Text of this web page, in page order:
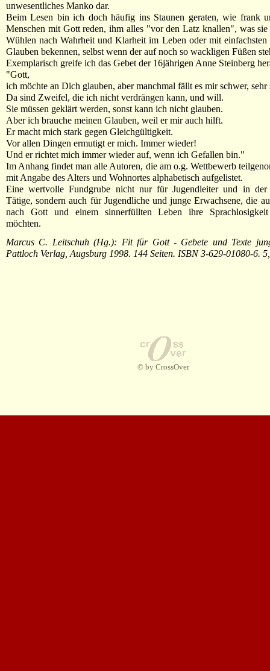
unwesentliches Manko dar.
Beim Lesen bin ich doch häufig ins Staunen geraten, wie frank
Menschen mit Gott reden, ihm alles "vor den Latz knallen", was
Wühlen nach Wahrheit und Klarheit im Leben oder mit einfachsten
Glauben bekennen, selbst wenn der auf noch so wackligen Füßen
Exemplarisch greife ich das Gebet der 16jährigen Anne Steinberg
"Gott,
ich möchte an Dich glauben, aber manchmal fällt es mir schwer, sehr
Da sind Zweifel, die ich nicht verdrängen kann, und will.
Sie müssen geklärt werden, sonst kann ich nicht glauben.
Aber ich brauche meinen Glauben, weil er mir auch hilft.
Er macht mich stark gegen Gleichgültigkeit.
Vor allen Dingen ermutigt er mich. Immer wieder!
Und er richtet mich immer wieder auf, wenn ich Gefallen bin."
Im Anhang findet man alle Autoren, die am o.g. Wettbewerb
mit Angabe des Alters und Wohnortes alphabetisch aufgelistet.
Eine wertvolle Fundgrube nicht nur für Jugendleiter und in der
Tätige, sondern auch für Jugendliche und junge Erwachsene, die
nach Gott und einem sinnerfüllten Leben ihre
möchten.
Marcus C. Leitschuh (Hg.): Fit für Gott - Gebete und Texte
Pattloch Verlag, Augsburg 1998. 144 Seiten. ISBN 3-629-01080-6.
© by CrossOver